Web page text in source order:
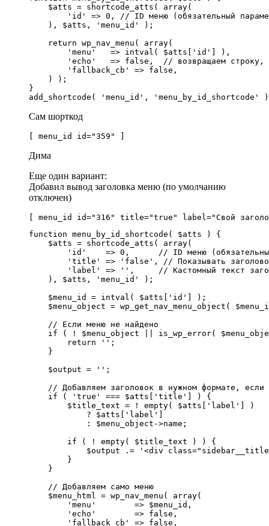
    $atts = shortcode_atts( array(
'id' => 0, // ID меню (обязательный
    ), $atts, 'menu_id' );
    return wp_nav_menu( array(
        'menu'   => intval( $atts['id'] ),
'echo'   => false,  // возвращаем строку,
        'fallback_cb' => false,
    ) );
}
Сам шорткод
[ menu_id id="359" ]
Дима
Еще один вариант:
Добавил вывод заголовка меню (по умолчанию
отключен)
[ menu_id id="316" title="true" label="Свой
function menu_by_id_shortcode( $atts ) {
    $atts = shortcode_atts( array(
'id'    => 0,      // ID меню
'title' => 'false', // Показывать
'label' => '',     // Кастомный текст
    ), $atts, 'menu_id' );
    $menu_id = intval( $atts['id'] );
$menu_object = wp_get_nav_menu_object(
    // Если меню не найдено
if ( ! $menu_object || is_wp_error(
        return '';
    }
    $output = '';
// Добавляем заголовок в нужном формате, если
    if ( 'true' === $atts['title'] ) {
        $title_text = ! empty( $atts['label'] )
            ? $atts['label']
            : $menu_object->name;
        if ( ! empty( $title_text ) ) {
$output .= '<div
        }
    }
    // Добавляем само меню
    $menu_html = wp_nav_menu( array(
        'menu'        => $menu_id,
        'echo'        => false,
        'fallback_cb' => false,